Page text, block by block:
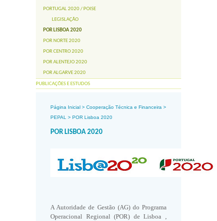
PORTUGAL 2020 / POISE
LEGISLAÇÃO
POR LISBOA 2020
POR NORTE 2020
POR CENTRO 2020
POR ALENTEJO 2020
POR ALGARVE 2020
PUBLICAÇÕES E ESTUDOS
Página Inicial > Cooperação Técnica e Financeira >
PEPAL
> POR Lisboa 2020
POR LISBOA 2020
A Autoridade de Gestão (AG) do Programa
Operacional Regional (POR) de Lisboa ,